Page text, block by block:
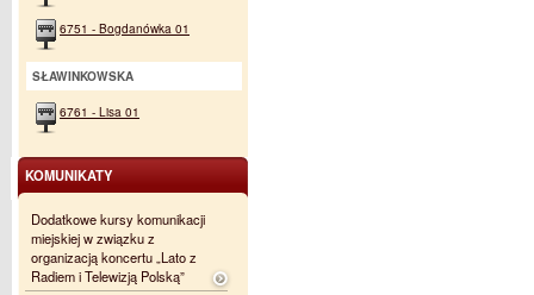
6751 - Bogdanówka 01
SŁAWINKOWSKA
6761 - Lisa 01
KOMUNIKATY
Dodatkowe kursy komunikacji
miejskiej w związku z
organizacją koncertu „Lato z
Radiem i Telewizją Polską”